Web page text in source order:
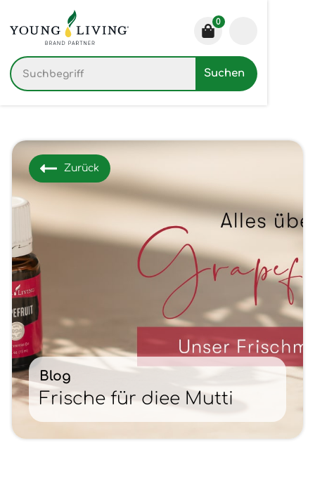
0
Zurück
Blog
Frische für diee Mutti